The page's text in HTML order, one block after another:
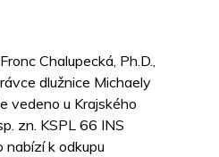
Chalupecká, Ph.D.,
dlužnice Michaely
vedeno u Krajského
zn. KSPL 66 INS
k odkupu